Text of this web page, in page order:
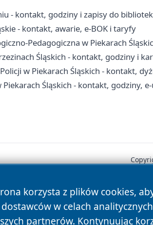
- kontakt, godziny i zapisy do
- kontakt, awarie, e-BOK i taryfy
Pedagogiczna w Piekarach
Śląskich - kontakt, godziny i
w Piekarach Śląskich - kontakt,
Śląskich - kontakt, godziny,
korzysta z plików cookies,
w celach
partnerów. Kontynuując
News